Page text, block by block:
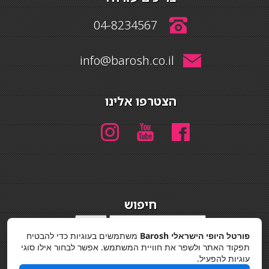
04-8234567
info@barosh.co.il
הצטרפו אלינו
חיפוש
מדיניות פרטיות
פורטל היופי הישראלי Barosh
משתמשים בעוגיות כדי להבטיח
תפקוד האתר ולשפר את חוויית המשתמש. אפשר לבחור אילו סוגי
עוגיות להפעיל.